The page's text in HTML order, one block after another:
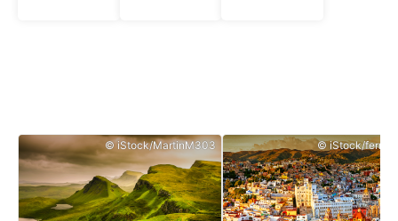
© iStock/MartinM303 © iStock/